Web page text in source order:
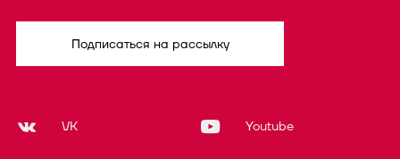
Подписаться на рассылку
VK Youtube